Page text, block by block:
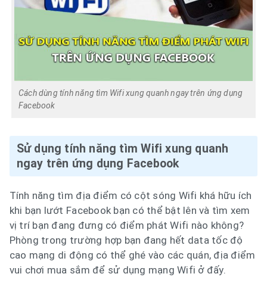
Cách dùng tính năng tìm Wifi xung quanh ngay trên ứng dụng
Facebook
Sử dụng tính năng tìm Wifi xung quanh
ngay trên ứng dụng Facebook
Tính năng tìm địa điểm có cột sóng Wifi khá hữu ích
khi bạn lướt Facebook bạn có thể bật lên và tìm xem
vị trí bạn đang đưng có điểm phát Wifi nào không?
Phòng trong trường hợp bạn đang hết data tốc độ
cao mạng di động có thể ghé vào các quán, địa điểm
vui chơi mua sắm để sử dụng mạng Wifi ở đấy.